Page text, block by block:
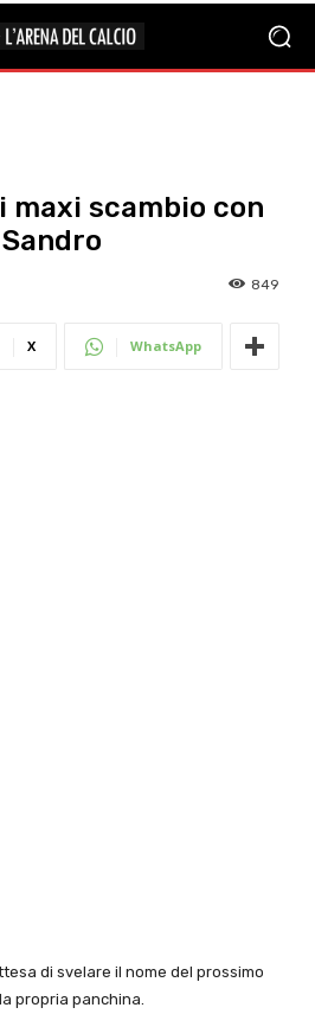
maxi scambio con
849
X WhatsApp
di svelare il nome del prossimo
propria panchina.